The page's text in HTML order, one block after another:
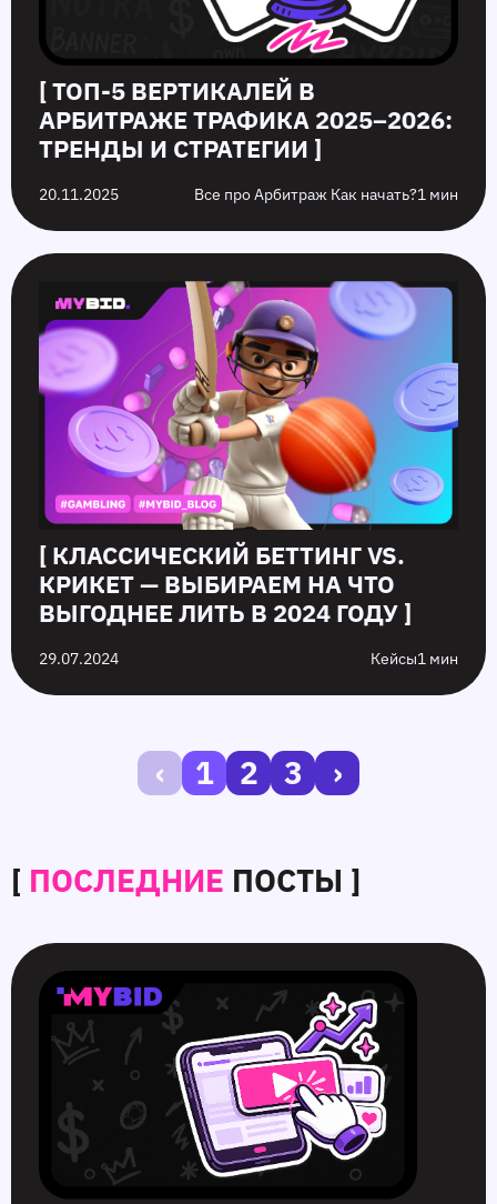
[ ТОП-5 ВЕРТИКАЛЕЙ В
АРБИТРАЖЕ ТРАФИКА 2025–2026:
ТРЕНДЫ И СТРАТЕГИИ ]
20.11.2025 Все про Арбитраж Как начать?1 мин
[ КЛАССИЧЕСКИЙ БЕТТИНГ VS.
КРИКЕТ — ВЫБИРАЕМ НА ЧТО
ВЫГОДНЕЕ ЛИТЬ В 2024 ГОДУ ]
29.07.2024 Кейсы1 мин
‹ 1 2 3 ›
[ ПОСЛЕДНИЕ ПОСТЫ ]
SmartCPM
в
видеорекламе
умные
ставки
CTR
в
push-
рекламе:
повысить
кликабельность
Белые
и
серые
офферы:
разница
рекламы
10
ошибок
push‑рекламы
2026
которых
избежать